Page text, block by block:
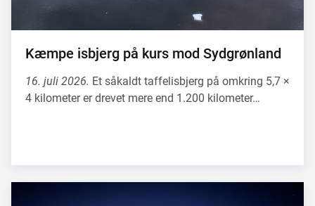
Kæmpe isbjerg på kurs mod Sydgrønland
16. juli 2026. Et såkaldt taffelisbjerg på omkring 5,7 ×
4 kilometer er drevet mere end 1.200 kilometer…